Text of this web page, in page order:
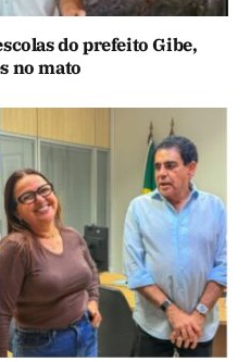
do prefeito Gibe,
no mato